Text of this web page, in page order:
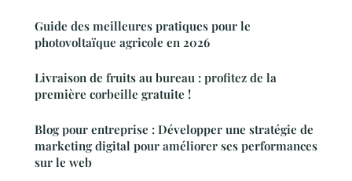
Guide des meilleures pratiques pour le
photovoltaïque agricole en 2026
Livraison de fruits au bureau : profitez de la
première corbeille gratuite !
Blog pour entreprise : Développer une stratégie de
marketing digital pour améliorer ses performances
sur le web